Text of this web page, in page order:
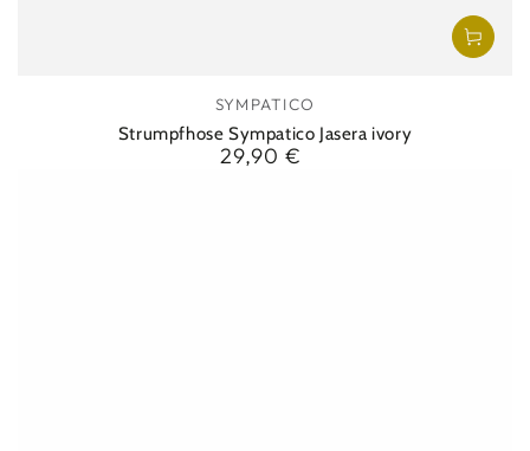
Verkäufer/in:
SYMPATICO
Strumpfhose Sympatico Jasera ivory
Regulärer
29,90 €